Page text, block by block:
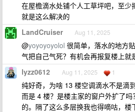
在屋檐滴水处铺个人工草坪吧，至
就是这么解决的
LandCruiser Aug 11, 2025
@yoyoyoyolol 很简单，落水的地方
气把自己气死？有机会再报复楼上就
lyzz0612 Aug 11, 2025 1
纯好奇，为啥 13 楼空调滴水不是滴
而是 4 楼？是楼主家的窗户外扩了
的。隔了这么多层换我也得嘀咕，